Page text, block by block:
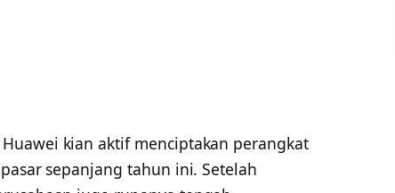
kian aktif menciptakan perangkat
sepanjang tahun ini. Setelah